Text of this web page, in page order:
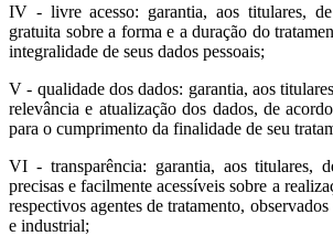
IV - livre acesso: garantia, aos titulares,
gratuita sobre a forma e a duração do
integralidade de seus dados pessoais;
V - qualidade dos dados: garantia, aos
relevância e atualização dos dados, de
para o cumprimento da finalidade de seu
VI - transparência: garantia, aos titulares,
precisas e facilmente acessíveis sobre a
respectivos agentes de tratamento,
e industrial;